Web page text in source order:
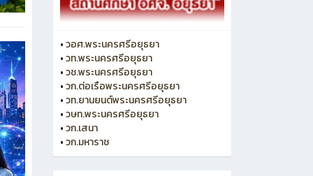
•วอศ.พระนครศรีอยุธยา
•วท.พระนครศรีอยุธยา
•วช.พระนครศรีอยุธยา
•วก.ต่อเรือพระนครศรีอยุธยา
•วท.ยานยนต์พระนครศรีอยุธยา
•วษท.พระนครศรีอยุธยา
•วก.เสนา
•วก.มหาราช